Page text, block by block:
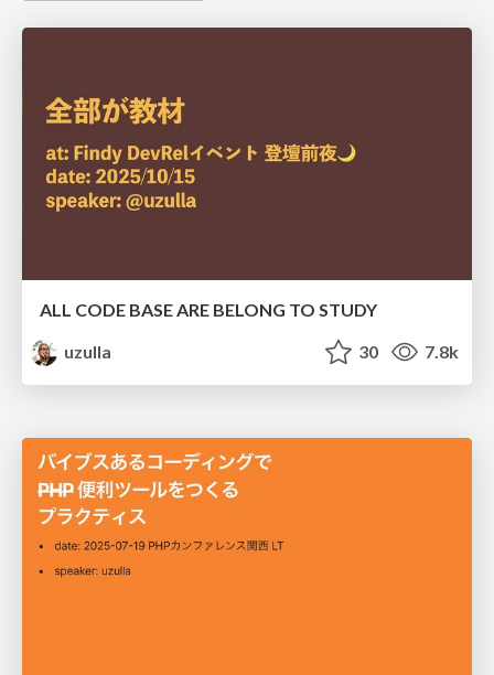
ALL CODE BASE ARE BELONG TO STUDY
uzulla
30 7.8k